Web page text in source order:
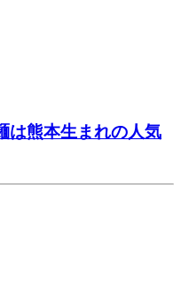
は熊本生まれの人気